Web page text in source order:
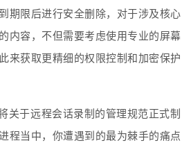
期限后进行安全删除，对于涉及核心
内容，不但需要考虑使用专业的屏幕
来获取更精细的权限控制和加密保护
关于远程会话录制的管理规范正式制
程当中，你遭遇到的最为棘手的痛点